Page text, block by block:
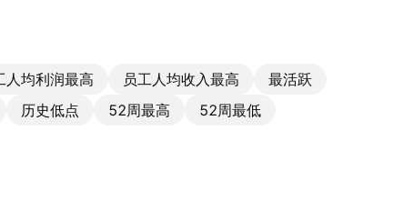
人均利润最高 员工人均收入最高
最活跃
历史低点 52周最高
52周最低